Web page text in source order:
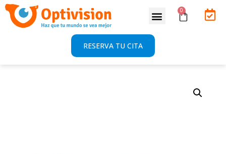
RESERVA TU CITA